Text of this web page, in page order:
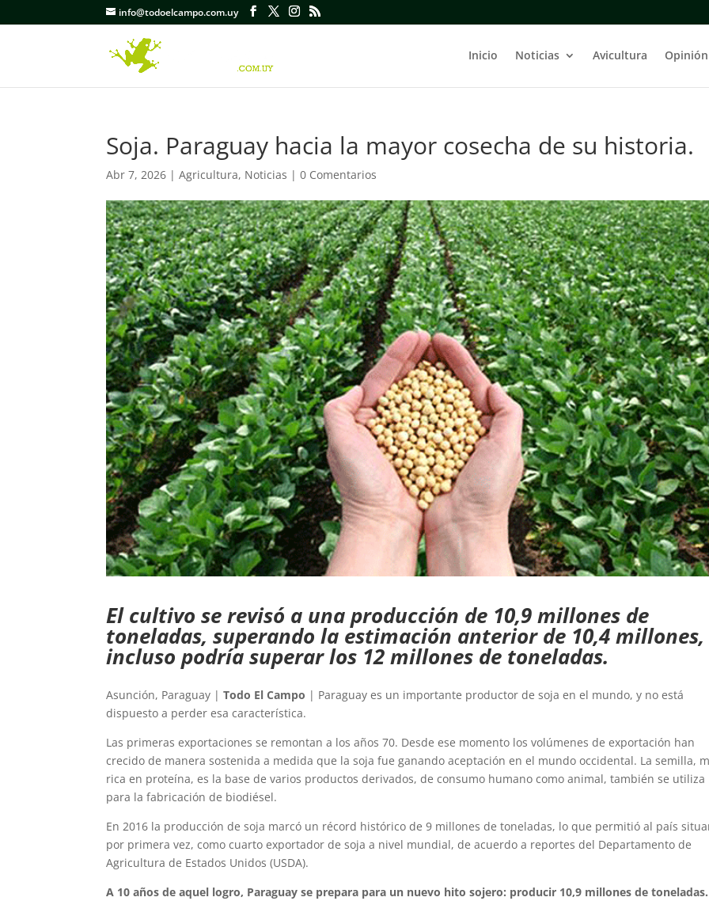
info@todoelcampo.com.uy
Inicio Noticias Avicultura Opinión
Soja. Paraguay hacia la mayor cosecha de su historia.
Abr 7, 2026 |Agricultura, Noticias |0 Comentarios
El cultivo se revisó a una producción de 10,9 millones de
toneladas, superando la estimación anterior de 10,4 millones,
incluso podría superar los 12 millones de toneladas.
Asunción, Paraguay |Todo El Campo | Paraguay es un importante productor de soja en el mundo, y no está
dispuesto a perder esa característica.
Las primeras exportaciones se remontan a los años 70. Desde ese momento los volúmenes de exportación han
crecido de manera sostenida a medida que la soja fue ganando aceptación en el mundo occidental. La semilla,
rica en proteína, es la base de varios productos derivados, de consumo humano como animal, también se utiliza
para la fabricación de biodiésel.
En 2016 la producción de soja marcó un récord histórico de 9 millones de toneladas, lo que permitió al país
por primera vez, como cuarto exportador de soja a nivel mundial, de acuerdo a reportes del Departamento de
Agricultura de Estados Unidos (USDA).
A 10 años de aquel logro, Paraguay se prepara para un nuevo hito sojero: producir 10,9 millones de